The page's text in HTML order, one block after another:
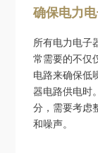
确保电力
所有电力电子
常需要的不仅
电路来确保低
器电路供电时
分，需要考虑
和噪声。